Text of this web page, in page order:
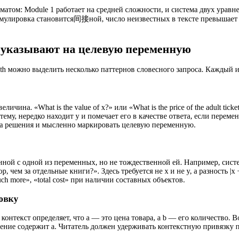
Module 1 работает на средней сложности, и система двух
становится间接ной, число неизвестных в тексте
на целевую переменную
можно выделить несколько паттернов словесного запроса.
«What is the value of x?» или «What is the price of the adult
нередко находит y и помечает его в качестве ответа, если
решения и мысленно маркировать целевую переменную.
с одной из переменных, но не тождественной ей. Например,
чем за отдельные книги?». Здесь требуется не x и не y, а
more», «total cost» при наличии составных объектов.
определяет, что a — это цена товара, а b — его количество.
содержит a. Читатель должен удерживать контекстную